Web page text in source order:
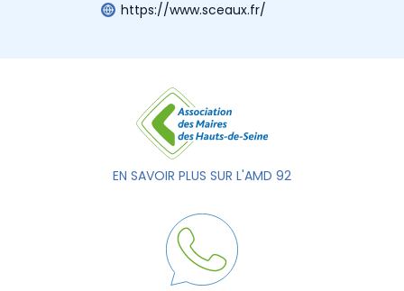
https://www.sceaux.fr/
EN SAVOIR PLUS SUR L'AMD 92